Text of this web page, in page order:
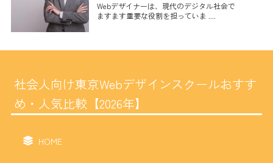
Webデザイナーは、現代のデジタル社会で
ますます重要な役割を担っていま ....
社会人向け東京Webデザインスクールおすす
め・人気比較【2026年】
HOME